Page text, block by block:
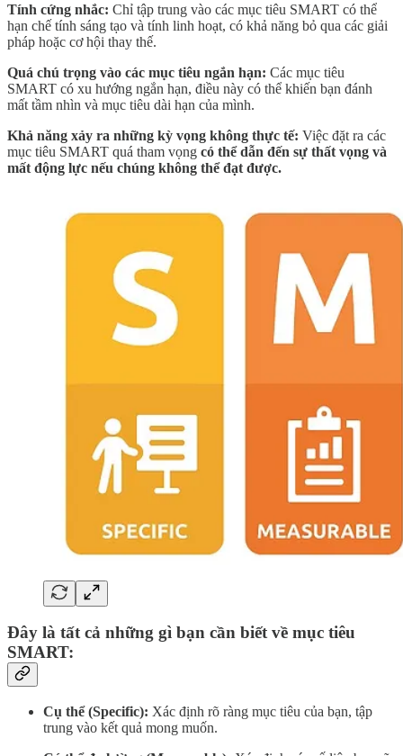
Tính cứng nhắc: Chỉ tập trung vào các mục tiêu SMART có thể
hạn chế tính sáng tạo và tính linh hoạt, có khả năng bỏ qua các giải
pháp hoặc cơ hội thay thế.
Quá chú trọng vào các mục tiêu ngắn hạn: Các mục tiêu
SMART có xu hướng ngắn hạn, điều này có thể khiến bạn đánh
mất tầm nhìn và mục tiêu dài hạn của mình.
Khả năng xảy ra những kỳ vọng không thực tế: Việc đặt ra các
mục tiêu SMART quá tham vọng có thể dẫn đến sự thất vọng và
mất động lực nếu chúng không thể đạt được.
Đây là tất cả những gì bạn cần biết về mục tiêu
SMART:
Cụ thể (Specific): Xác định rõ ràng mục tiêu của bạn, tập
trung vào kết quả mong muốn.